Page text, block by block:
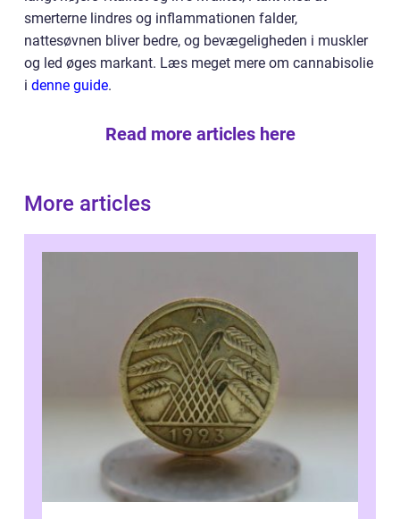
smerterne lindres og inflammationen falder,
nattesøvnen bliver bedre, og bevægeligheden i muskler
og led øges markant. Læs meget mere om cannabisolie
i denne guide.
Read more articles here
More articles